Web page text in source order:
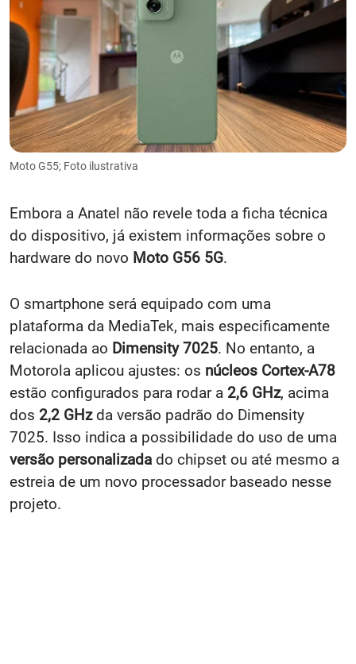
Moto G55; Foto ilustrativa
Embora a Anatel não revele toda a ficha técnica
do dispositivo, já existem informações sobre o
hardware do novo Moto G56 5G.
O smartphone será equipado com uma
plataforma da MediaTek, mais especificamente
relacionada ao Dimensity 7025. No entanto, a
Motorola aplicou ajustes: os núcleos Cortex-A78
estão configurados para rodar a 2,6 GHz, acima
dos 2,2 GHzda versão padrão do Dimensity
7025. Isso indica a possibilidade do uso de uma
versão personalizada do chipset ou até mesmo a
estreia de um novo processador baseado nesse
projeto.